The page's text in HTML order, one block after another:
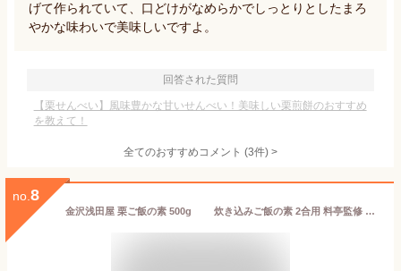
げて作られていて、口どけがなめらかでしっとりとしたまろ
やかな味わいで美味しいですよ。
回答された質問
【栗せんべい】風味豊かな甘いせんべい！美味しい栗煎餅のおすすめ
を教えて！
全てのおすすめコメント (3件) >
no. 8
金沢浅田屋 栗ご飯の素 500g 炊き込みご飯の素 2合用 料亭監修 国産栗 鰹節 昆布 期間限定